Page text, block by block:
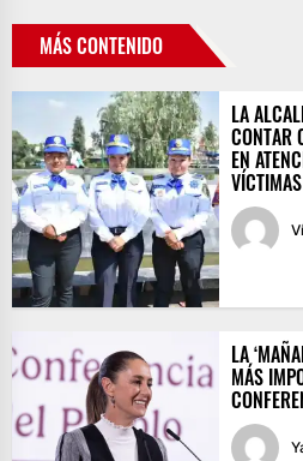
MÁS CONTENIDO
LA
CONTAR
EN
LA
MÁS